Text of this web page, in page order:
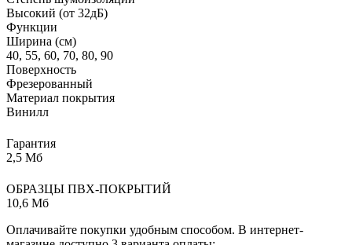
Высокий (от 32дБ)
Функции
Ширина (см)
40, 55, 60, 70, 80, 90
Поверхность
Фрезерованный
Материал покрытия
Винилл
Гарантия
2,5 Мб
ОБРАЗЦЫ ПВХ-ПОКРЫТИЙ
10,6 Мб
Оплачивайте покупки удобным способом. В интернет-